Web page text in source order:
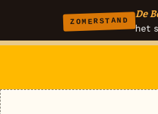
ZOMERSTAND
De
het